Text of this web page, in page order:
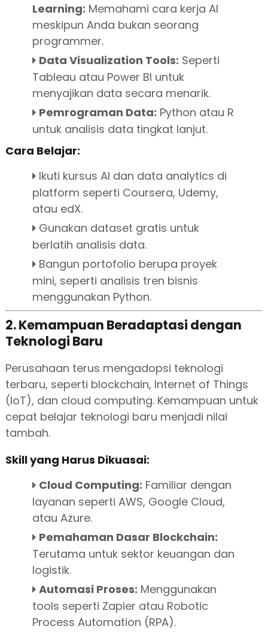
Learning: Memahami cara kerja AI
meskipun Anda bukan seorang
programmer.
Data Visualization Tools: Seperti
Tableau atau Power BI untuk
menyajikan data secara menarik.
Pemrograman Data: Python atau R
untuk analisis data tingkat lanjut.
Cara Belajar:
Ikuti kursus AI dan data analytics di
platform seperti Coursera, Udemy,
atau edX.
Gunakan dataset gratis untuk
berlatih analisis data.
Bangun portofolio berupa proyek
mini, seperti analisis tren bisnis
menggunakan Python.
2. Kemampuan Beradaptasi dengan
Teknologi Baru
Perusahaan terus mengadopsi teknologi
terbaru, seperti blockchain, Internet of Things
(IoT), dan cloud computing. Kemampuan untuk
cepat belajar teknologi baru menjadi nilai
tambah.
Skill yang Harus Dikuasai:
Cloud Computing: Familiar dengan
layanan seperti AWS, Google Cloud,
atau Azure.
Pemahaman Dasar Blockchain:
Terutama untuk sektor keuangan dan
logistik.
Automasi Proses: Menggunakan
tools seperti Zapier atau Robotic
Process Automation (RPA).